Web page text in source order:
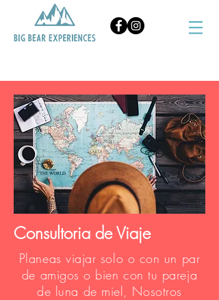
Consultoria de Viaje
Planeas viajar solo o con un par
de amigos o bien con tu pareja
de luna de miel, Nosotros